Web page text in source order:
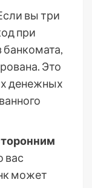
вы три
при
банкомата,
Это
денежных
вас
может